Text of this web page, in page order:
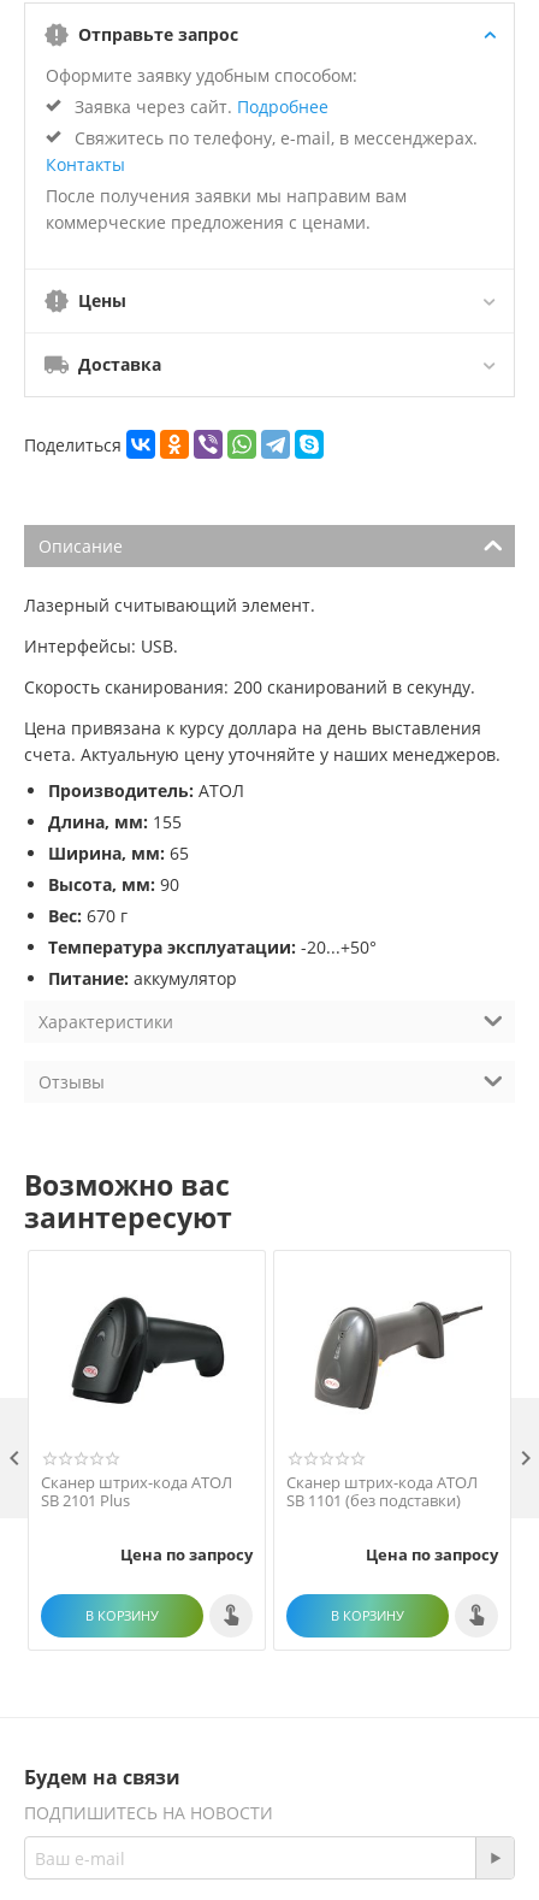
Отправьте запрос
Оформите заявку удобным способом:
Заявка через сайт. Подробнее
Свяжитесь по телефону, e-mail, в мессенджерах.
Контакты
После получения заявки мы направим вам
коммерческие предложения с ценами.
Цены
Доставка
Поделиться
Описание
Лазерный считывающий элемент.
Интерфейсы: USB.
Скорость сканирования: 200 сканирований в секунду.
Цена привязана к курсу доллара на день выставления
счета. Актуальную цену уточняйте у наших менеджеров.
Производитель: АТОЛ
Длина, мм: 155
Ширина, мм: 65
Высота, мм: 90
Вес: 670 г
Температура эксплуатации: -20...+50°
Питание: аккумулятор
Характеристики
Отзывы
Возможно вас
заинтересуют
Сканер штрих-кода АТОЛ
SB 2101 Plus
Цена по запросу
В КОРЗИНУ
Сканер штрих-кода АТОЛ
SB 1101 (без подставки)
Цена по запросу
В КОРЗИНУ
 
Будем на связи
ПОДПИШИТЕСЬ НА НОВОСТИ